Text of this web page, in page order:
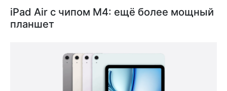
iPad Air с чипом M4: ещё более мощный
планшет